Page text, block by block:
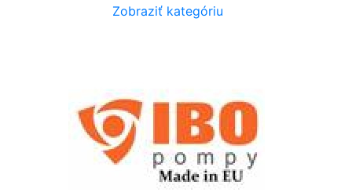
Zobraziť kategóriu